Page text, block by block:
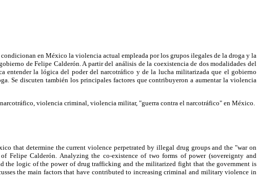
en México la violencia actual empleada por los grupos ilegales de la droga y la
de Felipe Calderón. A partir del análisis de la coexistencia de dos modalidades del
entender la lógica del poder del narcotráfico y de la lucha militarizada que el gobierno
Se discuten también los principales factores que contribuyeron a aumentar la violencia
violencia criminal, violencia militar, "guerra contra el narcotráfico" en México.
that determine the current violence perpetrated by illegal drug groups and the "war on
Felipe Calderón. Analyzing the co-existence of two forms of power (sovereignty and
the logic of the power of drug trafficking and the militarized fight that the government is
the main factors that have contributed to increasing criminal and military violence in